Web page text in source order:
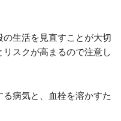
生活を見直すことが大切
スクが高まるので注意し
病気と、血栓を溶かすた